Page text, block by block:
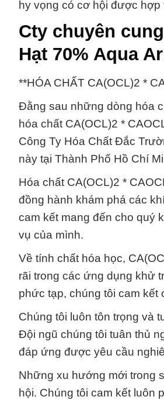
hy vọng có cơ hội được
Cty chuyên
Hạt 70% Aqua
**HÓA CHẤT CA(OCL)2 *
Đằng sau những dòng hóa
hóa chất CA(OCL)2 *
Công Ty Hóa Chất Đắc
này tại Thành Phố Hồ Chí
Hóa chất CA(OCL)2 *
đồng hành khám phá các
cam kết mang đến cho quý
vụ của mình.
Về tính chất hóa học,
rãi trong các ứng dụng khử
phức tạp, chúng tôi cam
Chúng tôi luôn tôn trọng và
Đội ngũ chúng tôi tuân thủ
đáp ứng được yêu cầu
Những xu hướng mới trong
hội. Chúng tôi cam kết luôn